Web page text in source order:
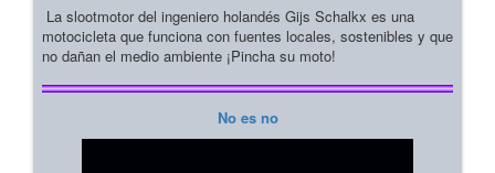
La slootmotor del ingeniero holandés Gijs Schalkx es una
motocicleta que funciona con fuentes locales, sostenibles y que
no dañan el medio ambiente ¡Pincha su moto!
No es no